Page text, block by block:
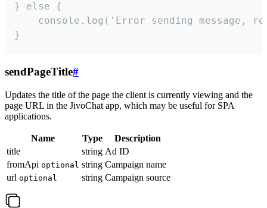
} else {
console.log('Error sending message,
}
sendPageTitle#
Updates the title of the page the client is currently viewing and the
page URL in the JivoChat app, which may be useful for SPA
applications.
Name Type
Description
title
string Ad ID
fromApi optional string Campaign name
url optional string Campaign source